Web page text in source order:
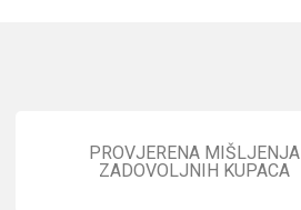
PROVJERENA MIŠLJENJA
ZADOVOLJNIH KUPACA